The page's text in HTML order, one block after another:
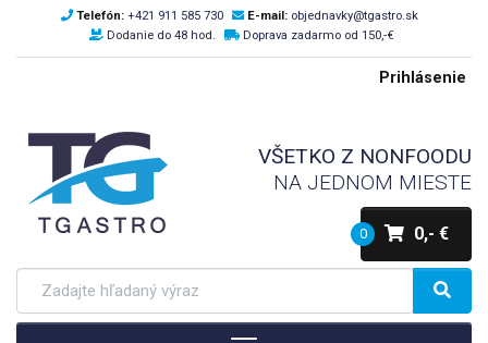
Telefón: +421 911 585 730 E-mail: objednavky@tgastro.sk
Dodanie do 48 hod.
Doprava zadarmo od 150,-€
Prihlásenie
VŠETKO Z NONFOODU
NA JEDNOM MIESTE
0 0,- €